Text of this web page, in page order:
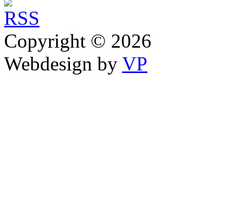
Copyright © 2026
Webdesign by VP